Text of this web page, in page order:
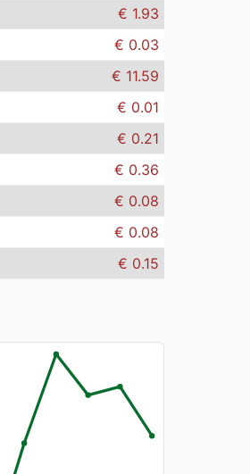
€ 1.93
€ 0.03
€ 11.59
€ 0.01
€ 0.21
€ 0.36
€ 0.08
€ 0.08
€ 0.15